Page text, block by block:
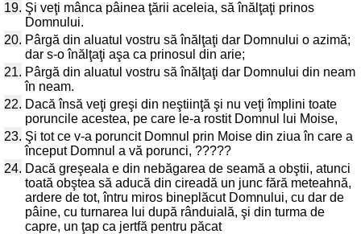
19. Şi veţi mânca pâinea ţării aceleia, să înălţaţi prinos
Domnului.
20. Pârgă din aluatul vostru să înălţaţi dar Domnului o azimă;
dar s-o înălţaţi aşa ca prinosul din arie;
21. Pârgă din aluatul vostru să înălţaţi dar Domnului din neam
în neam.
22. Dacă însă veţi greşi din neştiinţă şi nu veţi împlini toate
poruncile acestea, pe care le-a rostit Domnul lui Moise,
23. Şi tot ce v-a poruncit Domnul prin Moise din ziua în care a
început Domnul a vă porunci, ?????
24. Dacă greşeala e din nebăgarea de seamă a obştii, atunci
toată obştea să aducă din cireadă un junc fără meteahnă,
ardere de tot, întru miros bineplăcut Domnului, cu dar de
pâine, cu turnarea lui după rânduială, şi din turma de
capre, un ţap ca jertfă pentru păcat